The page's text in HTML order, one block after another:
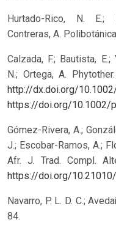
Hurtado-Rico, N. E.;
Contreras, A.
Calzada, F.; Bautista,
N.; Ortega, A.
http://dx.doi.org/
https://doi.org/10.1002/
Gómez-Rivera, A.;
J.; Escobar-Ramos, A.;
Afr. J. Trad. Compl.
https://doi.org/
Navarro, P. L. D. C.;
84.